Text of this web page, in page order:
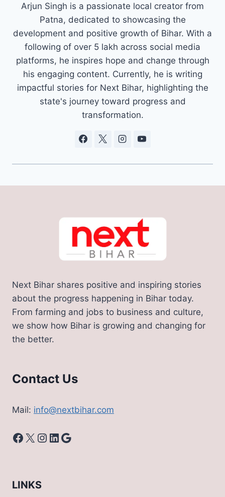
Arjun Singh is a passionate local creator from
Patna, dedicated to showcasing the
development and positive growth of Bihar. With a
following of over 5 lakh across social media
platforms, he inspires hope and change through
his engaging content. Currently, he is writing
impactful stories for Next Bihar, highlighting the
state's journey toward progress and
transformation.
Next Bihar shares positive and inspiring stories
about the progress happening in Bihar today.
From farming and jobs to business and culture,
we show how Bihar is growing and changing for
the better.
Contact Us
Mail: info@nextbihar.com
Facebook
X Instagram
LinkedIn
Google
LINKS